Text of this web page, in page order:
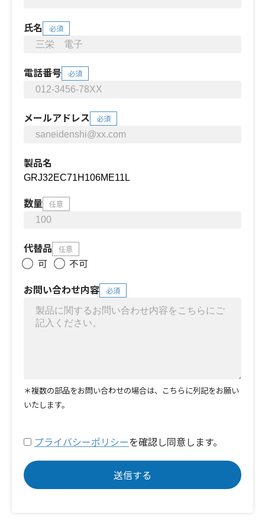
氏名 必須
電話番号 必須
メールアドレス 必須
製品名
数量 任意
代替品 任意
可
不可
お問い合わせ内容
必須
＊複数の部品をお問い合わせの場合は、こちらに列記をお願い
いたします。
プライバシーポリシーを確認し同意します。